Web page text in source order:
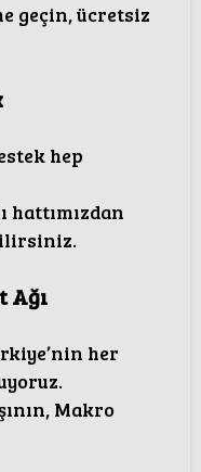
geçin, ücretsiz
hep
hattımızdan
Ağı
her
Makro